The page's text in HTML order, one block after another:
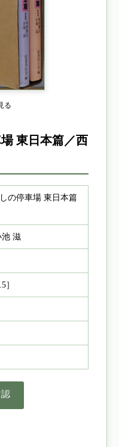
る
東日本篇／西
の停車場 東日本篇
池 滋
］